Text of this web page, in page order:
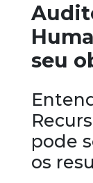
seu
pode
os